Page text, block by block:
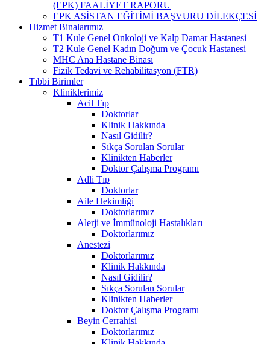
(EPK) FAALİYET RAPORU
EPK ASİSTAN EĞİTİMİ BAŞVURU DİLEKÇESİ
Hizmet Binalarımız
T1 Kule Genel Onkoloji ve Kalp Damar Hastanesi
T2 Kule Genel Kadın Doğum ve Çocuk Hastanesi
MHC Ana Hastane Binası
Fizik Tedavi ve Rehabilitasyon (FTR)
Tıbbi Birimler
Kliniklerimiz
Acil Tıp
Doktorlar
Klinik Hakkında
Nasıl Gidilir?
Sıkça Sorulan Sorular
Klinikten Haberler
Doktor Çalışma Programı
Adli Tıp
Doktorlar
Aile Hekimliği
Doktorlarımız
Alerji ve İmmünoloji Hastalıkları
Doktorlarımız
Anestezi
Doktorlarımız
Klinik Hakkında
Nasıl Gidilir?
Sıkça Sorulan Sorular
Klinikten Haberler
Doktor Çalışma Programı
Beyin Cerrahisi
Doktorlarımız